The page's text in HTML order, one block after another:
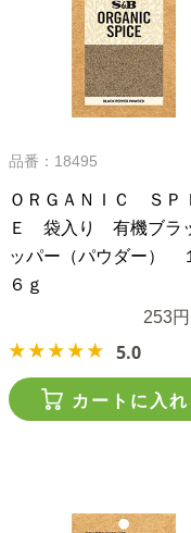
品番：18495
ＯＲＧＡＮＩＣ ＳＰ
Ｅ 袋入り 有機ブラ
ッパー（パウダー）
６ｇ
253円
5.0
カートに入